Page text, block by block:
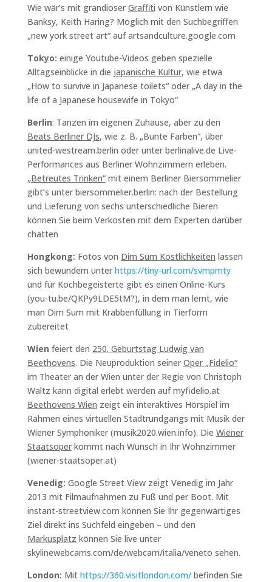
Wie wär’s mit grandioser Graffiti von Künstlern wie
Banksy, Keith Haring? Möglich mit den Suchbegriffen
„new york street art“ auf artsandculture.google.com
Tokyo: einige Youtube-Videos geben spezielle
Alltagseinblicke in die japanische Kultur, wie etwa
„How to survive in Japanese toilets“ oder „A day in the
life of a Japanese housewife in Tokyo“
Berlin: Tanzen im eigenen Zuhause, aber zu den
Beats Berliner DJs, wie z. B. „Bunte Farben“, über
united-westream.berlin oder unter berlinalive.de Live-
Performances aus Berliner Wohnzimmern erleben.
„Betreutes Trinken“mit einem Berliner Biersommelier
gibt’s unter biersommelier.berlin: nach der Bestellung
und Lieferung von sechs unterschiedliche Bieren
können Sie beim Verkosten mit dem Experten darüber
chatten
Hongkong: Fotos von Dim Sum Köstlichkeiten lassen
sich bewundern unter https://tiny-url.com/svmpmty
und für Kochbegeisterte gibt es einen Online-Kurs
(you-tu.be/QKPy9LDE5tM?), in dem man lernt, wie
man Dim Sum mit Krabbenfüllung in Tierform
zubereitet
Wien feiert den 250. Geburtstag Ludwig van
Beethovens. Die Neuproduktion seiner Oper „Fidelio“
im Theater an der Wien unter der Regie von Christoph
Waltz kann digital erlebt werden auf myfidelio.at
Beethovens Wien zeigt ein interaktives Hörspiel im
Rahmen eines virtuellen Stadtrundgangs mit Musik der
Wiener Symphoniker (musik2020.wien.info). Die Wiener
Staatsoperkommt nach Wunsch in Ihr Wohnzimmer
(wiener-staatsoper.at)
Venedig: Google Street View zeigt Venedig im Jahr
2013 mit Filmaufnahmen zu Fuß und per Boot. Mit
instant-streetview.com können Sie Ihr gegenwärtiges
Ziel direkt ins Suchfeld eingeben – und den
Markusplatz können Sie live unter
skylinewebcams.com/de/webcam/italia/veneto sehen.
London: Mit https://360.visitlondon.com/befinden Sie